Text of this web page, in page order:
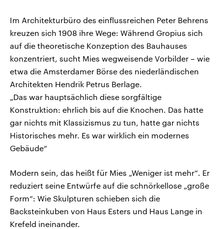
Im Architekturbüro des einflussreichen Peter Behrens
kreuzen sich 1908 ihre Wege: Während Gropius sich
auf die theoretische Konzeption des Bauhauses
konzentriert, sucht Mies wegweisende Vorbilder – wie
etwa die Amsterdamer Börse des niederländischen
Architekten Hendrik Petrus Berlage.
„Das war hauptsächlich diese sorgfältige
Konstruktion: ehrlich bis auf die Knochen. Das hatte
gar nichts mit Klassizismus zu tun, hatte gar nichts
Historisches mehr. Es war wirklich ein modernes
Gebäude“
Modern sein, das heißt für Mies „Weniger ist mehr“. Er
reduziert seine Entwürfe auf die schnörkellose „große
Form“: Wie Skulpturen schieben sich die
Backsteinkuben von Haus Esters und Haus Lange in
Krefeld ineinander.